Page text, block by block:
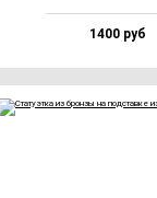
1400 руб